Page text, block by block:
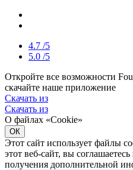
4.7 /5
5.0 /5
Откройте все возможности
скачайте наше приложение
Скачать из
Скачать из
О файлах «Cookie»
ОК
Этот сайт использует файлы
этот веб-сайт, вы
получения дополнительной